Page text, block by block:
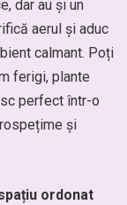
dar au și un
aerul și aduc
calmant. Poți
ferigi, plante
perfect într-o
și
ordonat